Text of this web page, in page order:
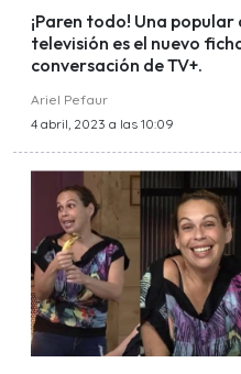
¡Paren todo! Una
televisión es el nuevo
conversación de TV+.
Ariel Pefaur
4 abril, 2023 a las 10:09